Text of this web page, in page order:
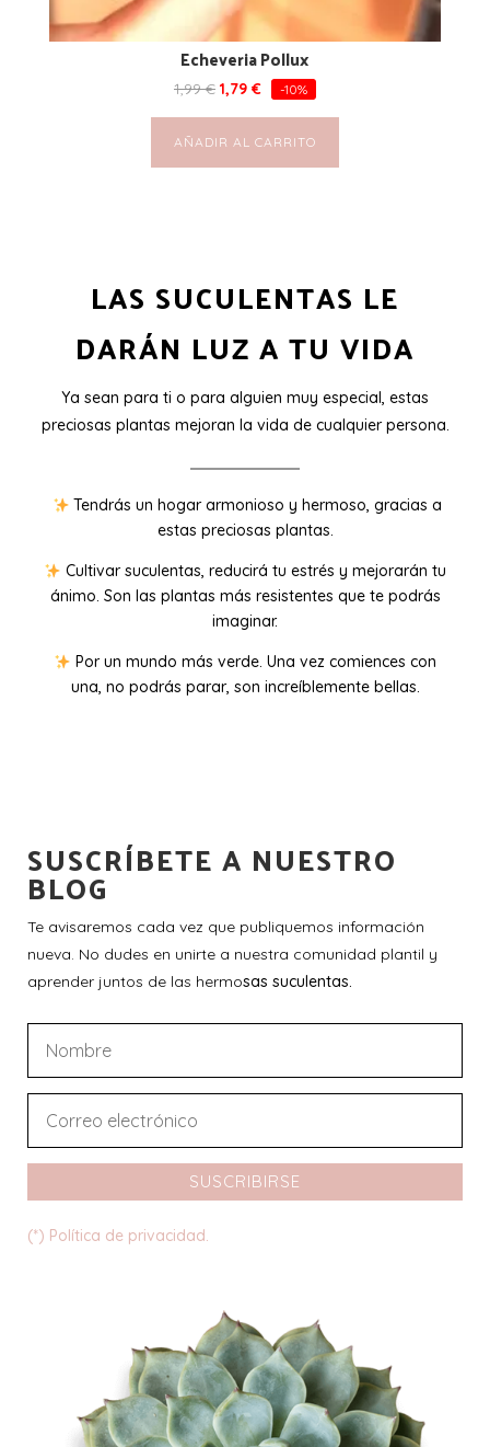
Echeveria Pollux
1,99€ 1,79 € -10%
AÑADIR AL CARRITO
LAS SUCULENTAS LE
DARÁN LUZ A TU VIDA
Ya sean para ti o para alguien muy especial, estas
preciosas plantas mejoran la vida de cualquier persona.
Tendrás un hogar armonioso y hermoso, gracias a
estas preciosas plantas.
Cultivar suculentas, reducirá tu estrés y mejorarán tu
ánimo. Son las plantas más resistentes que te podrás
imaginar.
Por un mundo más verde. Una vez comiences con
una, no podrás parar, son increíblemente bellas.
SUSCRÍBETE A NUESTRO
BLOG
Te avisaremos cada vez que publiquemos información
nueva. No dudes en unirte a nuestra comunidad plantil y
aprender juntos de las hermosas suculentas.
SUSCRIBIRSE
(*) Política de privacidad.